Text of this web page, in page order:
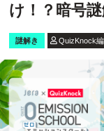
け！？暗号謎
謎解き QuizKnock